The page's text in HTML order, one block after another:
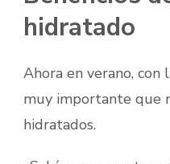
hidratado
Ahora en verano, con
muy importante que
hidratados.